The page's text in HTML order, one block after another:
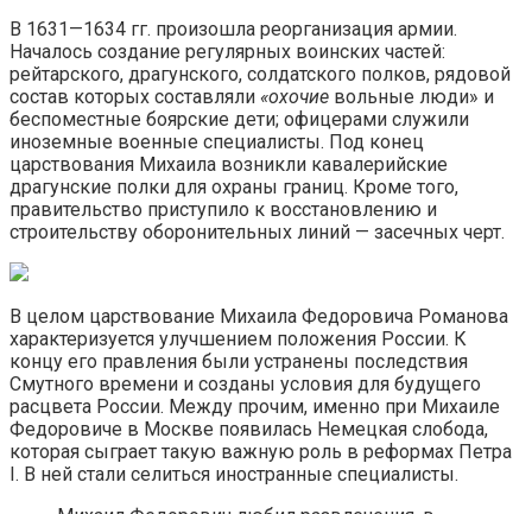
В 1631—1634 гг. произошла реорганизация армии.
Началось создание регулярных воинских частей:
рейтарского, драгунского, солдатского полков, рядовой
состав которых составляли «охочие вольные люди» и
беспоместные боярские дети; офицерами служили
иноземные военные специалисты. Под конец
царствования Михаила возникли кавалерийские
драгунские полки для охраны границ. Кроме того,
правительство приступило к восстановлению и
строительству оборонительных линий — засечных черт.
В целом царствование Михаила Федоровича Романова
характеризуется улучшением положения России. К
концу его правления были устранены последствия
Смутного времени и созданы условия для будущего
расцвета России. Между прочим, именно при Михаиле
Федоровиче в Москве появилась Немецкая слобода,
которая сыграет такую важную роль в реформах Петра
I. В ней стали селиться иностранные специалисты.